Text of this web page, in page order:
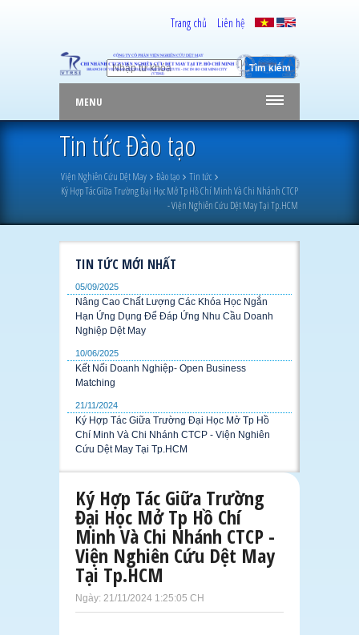
Trang chủ Liên hệ
MENU
Tin tức Đào tạo
Viện Nghiên Cứu Dệt May Đào tạo
Tin tức
Ký Hợp Tác Giữa Trường Đại Học Mở Tp Hồ Chí Minh Và Chi Nhánh CTCP
- Viện Nghiên Cứu Dệt May Tại Tp.HCM
TIN TỨC MỚI NHẤT
05/09/2025
Nâng Cao Chất Lượng Các Khóa Học Ngắn
Hạn Ứng Dụng Để Đáp Ứng Nhu Cầu Doanh
Nghiệp Dệt May
10/06/2025
Kết Nối Doanh Nghiệp- Open Business
Matching
21/11/2024
Ký Hợp Tác Giữa Trường Đại Học Mở Tp Hồ
Chí Minh Và Chi Nhánh CTCP - Viện Nghiên
Cứu Dệt May Tại Tp.HCM
Ký Hợp Tác Giữa Trường
Đại Học Mở Tp Hồ Chí
Minh Và Chi Nhánh CTCP -
Viện Nghiên Cứu Dệt May
Tại Tp.HCM
Ngày: 21/11/2024 1:25:05 CH